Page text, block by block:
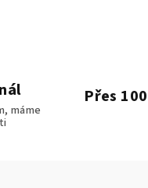
máme
Přes